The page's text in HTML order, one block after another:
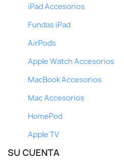
iPad Accesorios
Fundas iPad
AirPods
Apple Watch Accesorios
MacBook Accesorios
Mac Accesorios
HomePod
Apple TV
SU CUENTA